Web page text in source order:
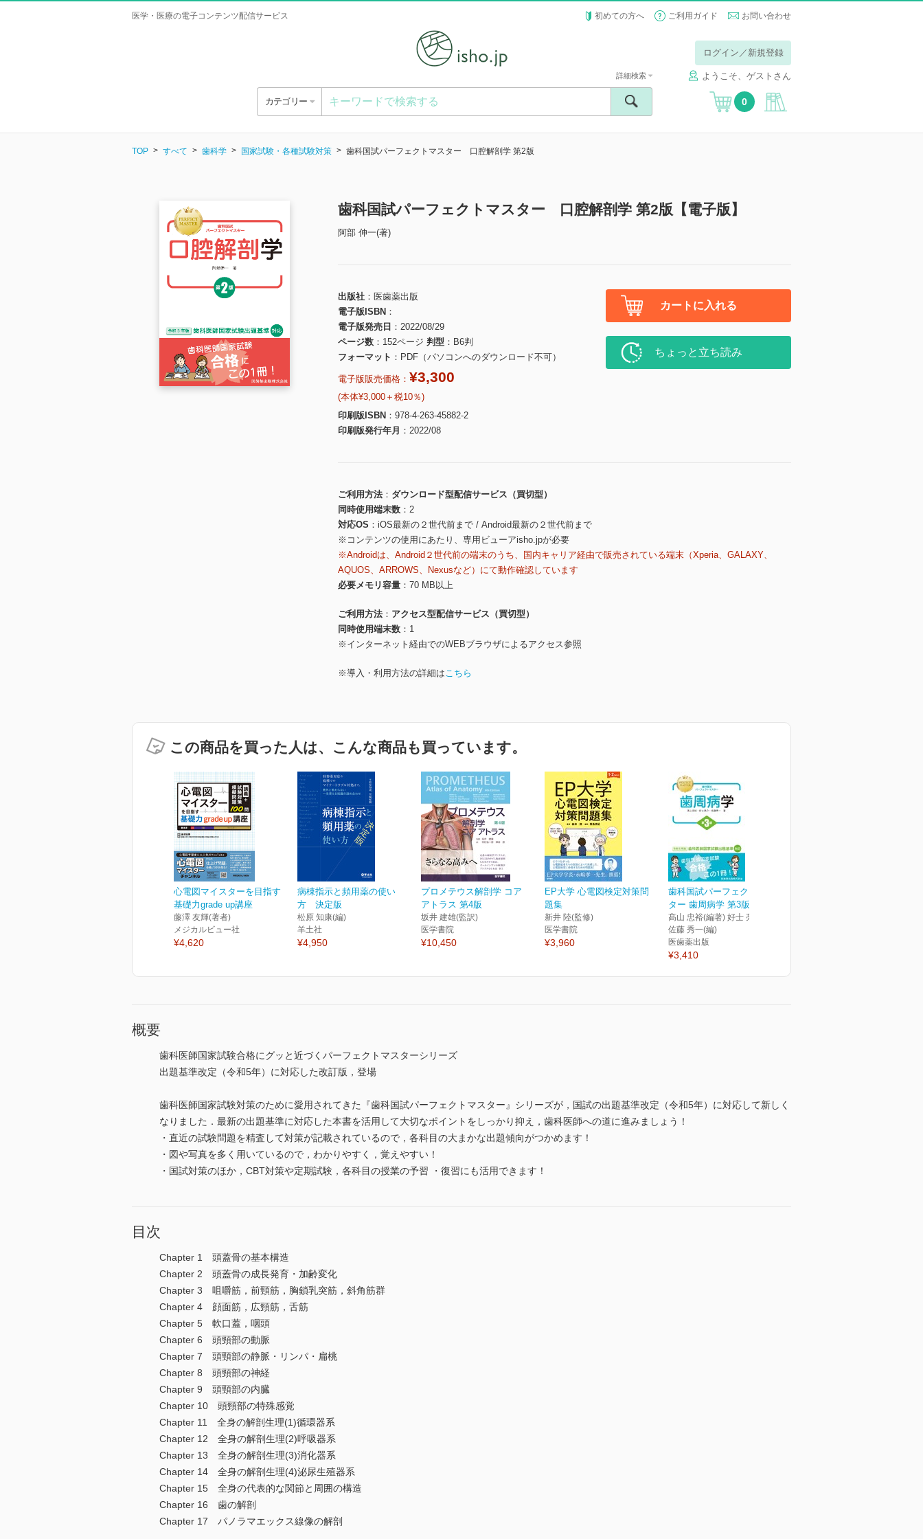
医学・医療の電子コンテンツ配信サービス 初めての方へ ご利用ガイド お問い合わせ
ログイン／新規登録
ようこそ、ゲストさん
カテゴリー
詳細検索
0
TOP すべて 歯科学 国家試験・各種試験対策 歯科国試パーフェクトマスター 口腔解剖学 第2版
歯科国試パーフェクトマスター 口腔解剖学 第2版【電子版】
阿部 伸一(著)
出版社
医歯薬出版
電子版ISBN
電子版発売日
2022/08/29
ページ数
152ページ 判型
B6判
フォーマット
PDF（パソコンへのダウンロード不可）
電子版販売価格： ¥3,300
(本体¥3,000＋税10％)
印刷版ISBN
978-4-263-45882-2
印刷版発行年月
2022/08
カートに入れる
ちょっと立ち読み
ご利用方法
ダウンロード型配信サービス（買切型）
同時使用端末数
2
対応OS
iOS最新の２世代前まで / Android最新の２世代前まで
※コンテンツの使用にあたり、専用ビューアisho.jpが必要
※Androidは、Android２世代前の端末のうち、国内キャリア経由で販売されている端末（Xperia、GALAXY、
AQUOS、ARROWS、Nexusなど）にて動作確認しています
必要メモリ容量
70 MB以上
ご利用方法
アクセス型配信サービス（買切型）
同時使用端末数
1
※インターネット経由でのWEBブラウザによるアクセス参照
※導入・利用方法の詳細はこちら
この商品を買った人は、こんな商品も買っています。
心電図マイスターを目指す
基礎力grade up講座
藤澤 友輝(著者)
メジカルビュー社
¥4,620
病棟指示と頻用薬の使い
方 決定版
松原 知康(編)
羊土社
¥4,950
プロメテウス解剖学 コア
アトラス 第4版
坂井 建雄(監訳)
医学書院
¥10,450
EP大学 心電図検定対策問
題集
新井 陸(監修)
医学書院
¥3,960
歯科国試パーフェクトマス
ター 歯周病学 第3版
髙山 忠裕(編著) 好士 亮介(著)
佐藤 秀一(編)
医歯薬出版
¥3,410
概要
歯科医師国家試験合格にグッと近づくパーフェクトマスターシリーズ
出題基準改定（令和5年）に対応した改訂版，登場
歯科医師国家試験対策のために愛用されてきた『歯科国試パーフェクトマスター』シリーズが，国試の出題基準改定（令和5年）に対応して新しく
なりました．最新の出題基準に対応した本書を活用して大切なポイントをしっかり抑え，歯科医師への道に進みましょう！
・直近の試験問題を精査して対策が記載されているので，各科目の大まかな出題傾向がつかめます！
・図や写真を多く用いているので，わかりやすく，覚えやすい！
・国試対策のほか，CBT対策や定期試験，各科目の授業の予習 ・復習にも活用できます！
目次
Chapter 1 頭蓋骨の基本構造
Chapter 2 頭蓋骨の成長発育・加齢変化
Chapter 3 咀嚼筋，前頸筋，胸鎖乳突筋，斜角筋群
Chapter 4 顔面筋，広頸筋，舌筋
Chapter 5 軟口蓋，咽頭
Chapter 6 頭頸部の動脈
Chapter 7 頭頸部の静脈・リンパ・扁桃
Chapter 8 頭頸部の神経
Chapter 9 頭頸部の内臓
Chapter 10 頭頸部の特殊感覚
Chapter 11 全身の解剖生理(1)循環器系
Chapter 12 全身の解剖生理(2)呼吸器系
Chapter 13 全身の解剖生理(3)消化器系
Chapter 14 全身の解剖生理(4)泌尿生殖器系
Chapter 15 全身の代表的な関節と周囲の構造
Chapter 16 歯の解剖
Chapter 17 パノラマエックス線像の解剖